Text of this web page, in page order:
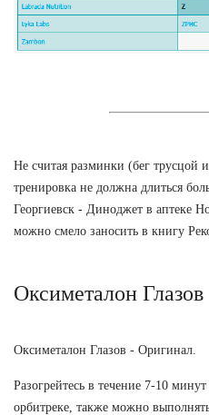
Не считая разминки (бег трусцой и
тренировка не должна длиться
Георгиевск - Диноджет в аптеке
можно смело заносить в книгу
Оксиметалон Глазов
Оксиметалон Глазов - Оригинал.
Разогрейтесь в течение 7-10
орбитреке, также можно